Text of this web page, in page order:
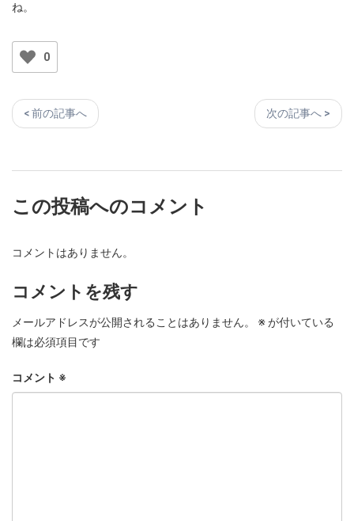
ね。
0
< 前の記事へ 次の記事へ >
この投稿へのコメント
コメントはありません。
コメントを残す
メールアドレスが公開されることはありません。 ※が付いている
欄は必須項目です
コメント ※